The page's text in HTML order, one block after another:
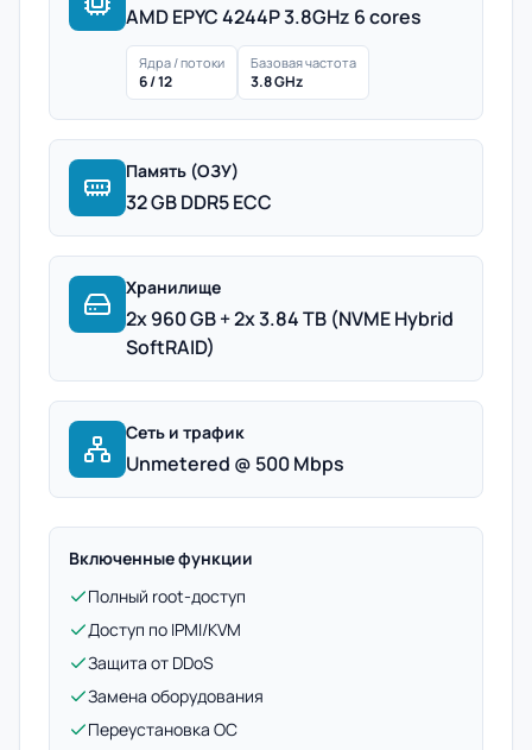
AMD EPYC 4244P 3.8GHz 6 cores
Ядра / потоки
6 / 12
Базовая частота
3.8 GHz
Память (ОЗУ)
32 GB DDR5 ECC
Хранилище
2x 960 GB + 2x 3.84 TB (NVME Hybrid
SoftRAID)
Сеть и трафик
Unmetered @ 500 Mbps
Включенные функции
Полный root-доступ
Доступ по IPMI/KVM
Защита от DDoS
Замена оборудования
Переустановка ОС